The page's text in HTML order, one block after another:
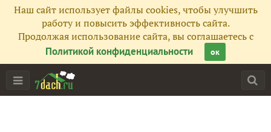
Наш сайт использует файлы cookies, чтобы улучшить
работу и повысить эффективность сайта.
Продолжая использование сайта, вы соглашаетесь с
Политикой конфиденциальности
ок